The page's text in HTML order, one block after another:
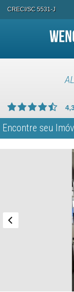
CRECI/SC 5531-J
Encontre seu